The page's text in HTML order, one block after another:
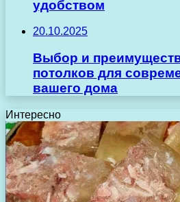
удобством
20.10.2025
Выбор и
потолков для
вашего дома
Интересно